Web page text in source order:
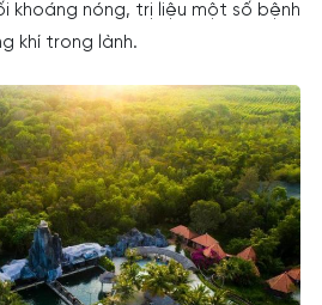
khoáng nóng, trị liệu một số bệnh
khí trong lành.